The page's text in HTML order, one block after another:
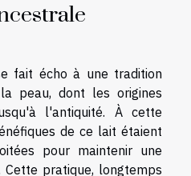
fait écho à une tradition
peau, dont les origines
l'antiquité. À cette
de ce lait étaient
pour maintenir une
pratique, longtemps